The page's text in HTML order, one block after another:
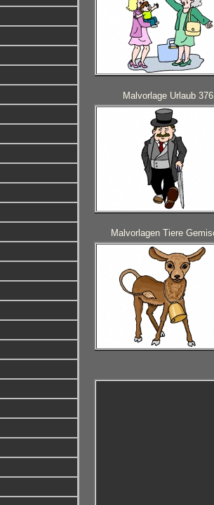
Malvorlage Urlaub 376
Malvorlagen Tiere